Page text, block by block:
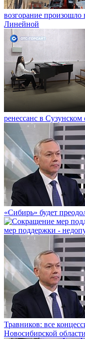
возгорание произошло
Линейной
ренессанс в Сузунском
«Сибирь» будет
мер поддержки -
Травников: все
Новосибирской